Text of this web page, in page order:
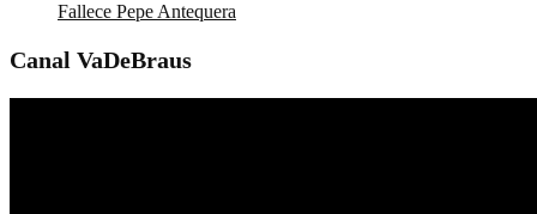
Fallece Pepe Antequera
Canal VaDeBraus